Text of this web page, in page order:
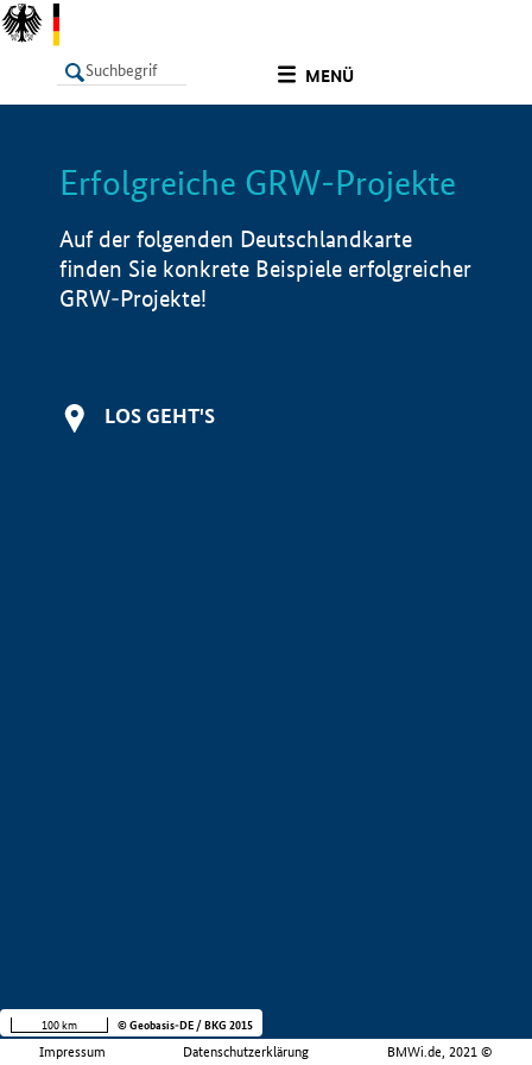
MENÜ
LISTE Info
Erfolgreiche GRW-Projekte
Auf der folgenden Deutschlandkarte
finden Sie konkrete Beispiele erfolgreicher
GRW-Projekte!
LOS GEHT'S
Impressum Datenschutzerklärung BMWi.de, 2021 ©
100 km © Geobasis-DE / BKG 2015